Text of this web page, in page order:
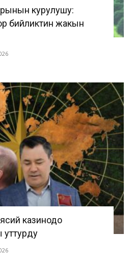
курулушу:
бийликтин жакын
казинодо